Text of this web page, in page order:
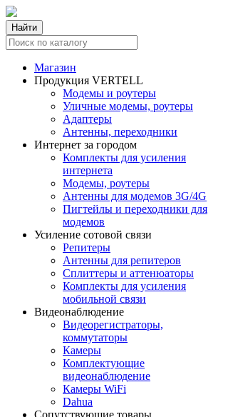
Найти
Магазин
Продукция VERTELL
Модемы и роутеры
Уличные модемы, роутеры
Адаптеры
Антенны, переходники
Интернет за городом
Комплекты для усиления
интернета
Модемы, роутеры
Антенны для модемов 3G/4G
Пигтейлы и переходники для
модемов
Усиление сотовой связи
Репитеры
Антенны для репитеров
Сплиттеры и аттенюаторы
Комплекты для усиления
мобильной связи
Видеонаблюдение
Видеорегистраторы,
коммутаторы
Камеры
Комплектующие
видеонаблюдение
Камеры WiFi
Dahua
Сопутствующие товары